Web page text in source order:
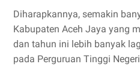
Diharapkannya, semakin
Kabupaten Aceh Jaya yang
dan tahun ini lebih banyak
pada Perguruan Tinggi